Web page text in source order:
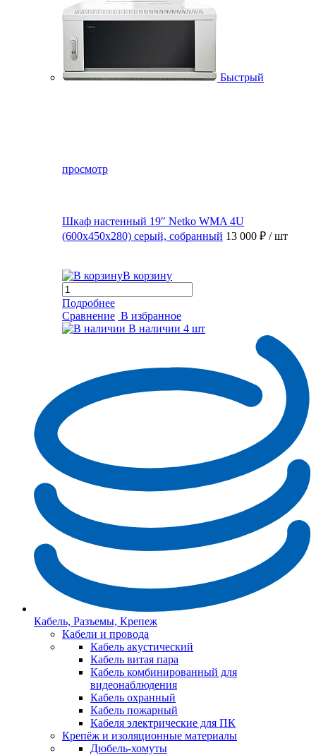
Быстрый
просмотр
Шкаф настенный 19″ Netko WMA 4U
(600x450x280) серый, собранный 13 000 ₽ / шт
В корзину
Подробнее
Сравнение В избранное
В наличии 4 шт
Кабель, Разъемы, Крепеж
Кабели и провода
Кабель акустический
Кабель витая пара
Кабель комбинированный для
видеонаблюдения
Кабель охранный
Кабель пожарный
Кабеля электрические для ПК
Крепёж и изоляционные материалы
Дюбель-хомуты